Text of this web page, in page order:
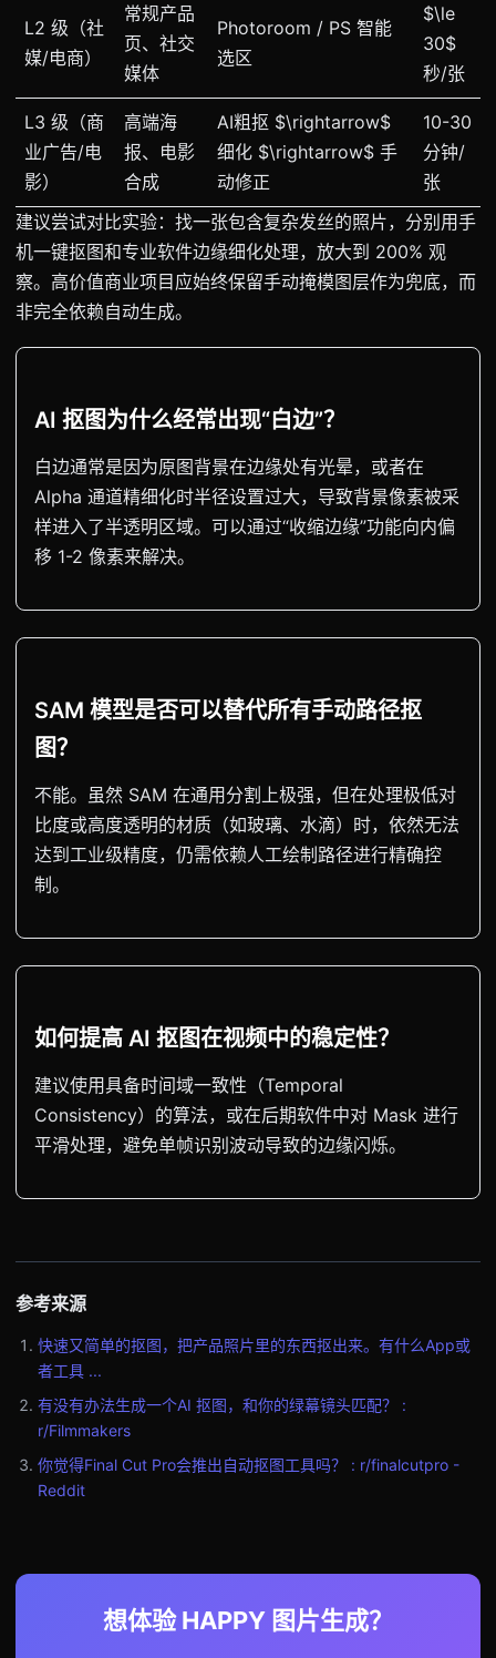
L2 级（社
媒/电商）
常规产品
页、社交
媒体
Photoroom / PS 智能
选区
$\le
30$
秒/张
L3 级（商
业广告/电
影）
高端海
报、电影
合成
AI粗抠 $\rightarrow$
细化 $\rightarrow$ 手
动修正
10-30
分钟/
张
建议尝试对比实验：找一张包含复杂发丝的照片，分别用手
机一键抠图和专业软件边缘细化处理，放大到 200% 观
察。高价值商业项目应始终保留手动掩模图层作为兜底，而
非完全依赖自动生成。
AI 抠图为什么经常出现“白边”？
白边通常是因为原图背景在边缘处有光晕，或者在
Alpha 通道精细化时半径设置过大，导致背景像素被采
样进入了半透明区域。可以通过“收缩边缘”功能向内偏
移 1-2 像素来解决。
SAM 模型是否可以替代所有手动路径抠
图？
不能。虽然 SAM 在通用分割上极强，但在处理极低对
比度或高度透明的材质（如玻璃、水滴）时，依然无法
达到工业级精度，仍需依赖人工绘制路径进行精确控
制。
如何提高 AI 抠图在视频中的稳定性？
建议使用具备时间域一致性（Temporal
Consistency）的算法，或在后期软件中对 Mask 进行
平滑处理，避免单帧识别波动导致的边缘闪烁。
参考来源
快速又简单的抠图，把产品照片里的东西抠出来。有什么App或
者工具 ...
有没有办法生成一个AI 抠图，和你的绿幕镜头匹配？ :
r/Filmmakers
你觉得Final Cut Pro会推出自动抠图工具吗？ : r/finalcutpro -
Reddit
想体验 HAPPY 图片生成？